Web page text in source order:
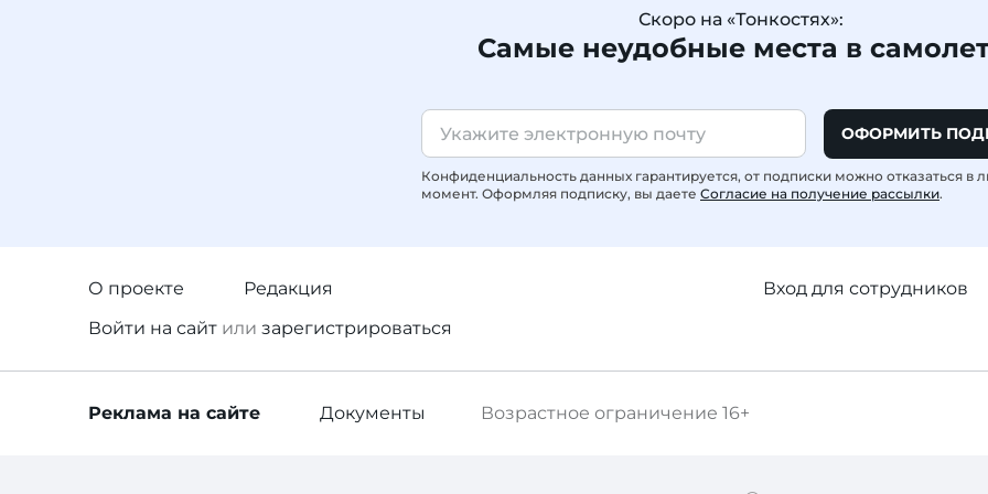
Скоро на «Тонкостях»:
Самые неудобные места в
ОФОРМИТЬ
Конфиденциальность данных гарантируется, от подписки можно отказаться в
момент. Оформляя подписку, вы даете Согласие на получение рассылки.
О проекте
Редакция
Войти на сайт или зарегистрироваться
Вход для сотрудников
Возрастное ограничение 16+
Реклама на сайте Документы